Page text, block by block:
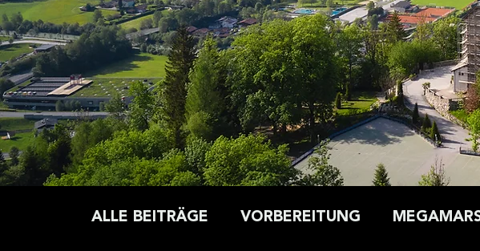
Medien anbieten zu können und die Zugriffe
geben wir Informationen zu Ihrer Verwendung
Medien, Werbung und Analysen weiter. Unsere
möglicherweise mit weiteren Daten
Rahmen Ihrer Nutzung der Dienste gesammelt
ALLE BEITRÄGE VORBEREITUNG